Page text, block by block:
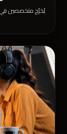
يُخرّج متخصصين في